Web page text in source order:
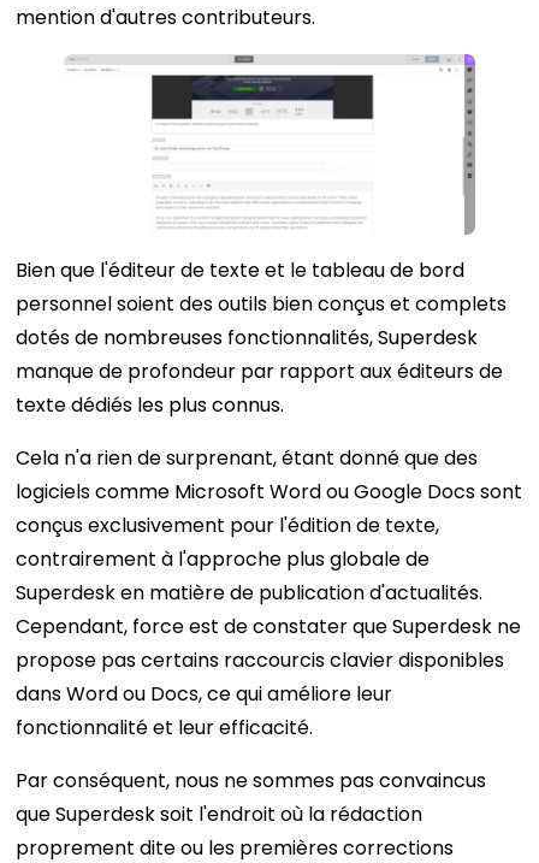
mention d'autres contributeurs.
Bien que l'éditeur de texte et le tableau de bord
personnel soient des outils bien conçus et complets
dotés de nombreuses fonctionnalités, Superdesk
manque de profondeur par rapport aux éditeurs de
texte dédiés les plus connus.
Cela n'a rien de surprenant, étant donné que des
logiciels comme Microsoft Word ou Google Docs sont
conçus exclusivement pour l'édition de texte,
contrairement à l'approche plus globale de
Superdesk en matière de publication d'actualités.
Cependant, force est de constater que Superdesk ne
propose pas certains raccourcis clavier disponibles
dans Word ou Docs, ce qui améliore leur
fonctionnalité et leur efficacité.
Par conséquent, nous ne sommes pas convaincus
que Superdesk soit l'endroit où la rédaction
proprement dite ou les premières corrections